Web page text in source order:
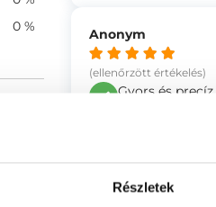
Részletek
0 % Anonym
(ellenőrzött értékelés)
Gyors és
Anonym